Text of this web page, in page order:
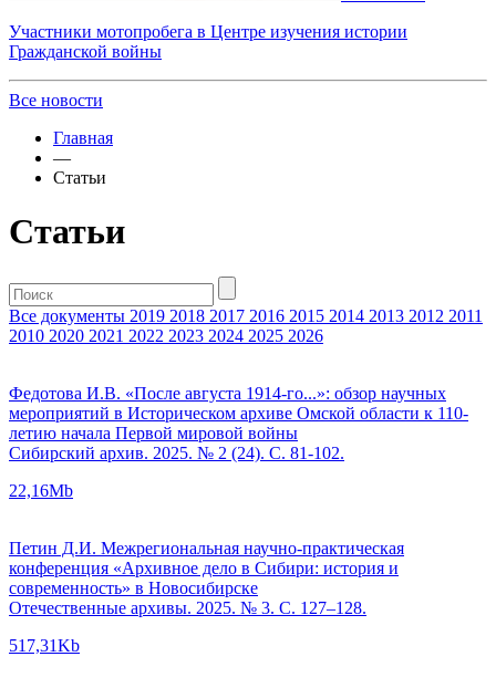
Участники мотопробега в Центре изучения истории
Гражданской войны
Все новости
Главная
—
Статьи
Статьи
Все документы 2019 2018 2017 2016 2015 2014 2013 2012 2011
2010 2020 2021 2022 2023 2024 2025 2026
Федотова И.В. «После августа 1914-го...»: обзор научных
мероприятий в Историческом архиве Омской области к 110-
летию начала Первой мировой войны
Сибирский архив. 2025. № 2 (24). С. 81-102.
22,16Mb
Петин Д.И. Межрегиональная научно-практическая
конференция «Архивное дело в Сибири: история и
современность» в Новосибирске
Отечественные архивы. 2025. № 3. С. 127–128.
517,31Kb